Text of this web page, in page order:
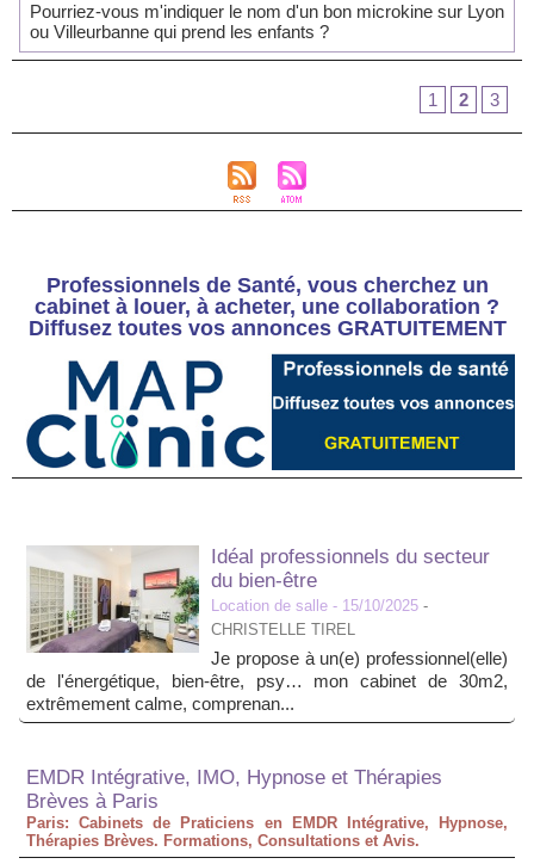
Pourriez-vous m'indiquer le nom d'un bon microkine sur Lyon
ou Villeurbanne qui prend les enfants ?
1 2 3
Professionnels de Santé, vous cherchez un
cabinet à louer, à acheter, une collaboration ?
Diffusez toutes vos annonces GRATUITEMENT
Idéal professionnels du secteur
du bien-être
Location de salle - 15/10/2025 -
CHRISTELLE TIREL
Je propose à un(e) professionnel(elle)
de l'énergétique, bien-être, psy… mon cabinet de 30m2,
extrêmement calme, comprenan...
EMDR Intégrative, IMO, Hypnose et Thérapies
Brèves à Paris
Paris: Cabinets de Praticiens en EMDR Intégrative, Hypnose,
Thérapies Brèves. Formations, Consultations et Avis.